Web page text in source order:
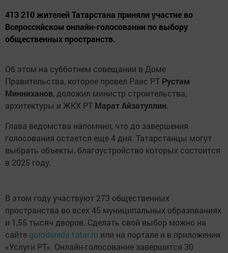
413 210 жителей Татарстана приняли участие во
Всероссийском онлайн-голосовании по выбору
общественных пространств.
Об этом на субботнем совещании в Доме
Правительства, которое провел Раис РТ Рустам
Минниханов, доложил министр строительства,
архитектуры и ЖКХ РТ Марат Айзатуллин.
Глава ведомства напомнил, что до завершения
голосования остается еще 4 дня. Татарстанцы могут
выбрать объекты, благоустройство которых состоится
в 2025 году.
В этом году участвуют 273 общественных
пространства во всех 45 муниципальных образованиях
и 1,55 тысяч дворов. Сделать свой выбор можно на
сайте gorodsreda.tatar.ru или на портале и в приложении
«Услуги РТ». Онлайн-голосование завершится 30